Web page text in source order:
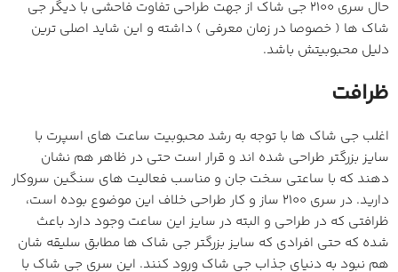
حال سری 2100 جی شاک از جهت طراحی تفاوت فاحشی با دیگر جی
شاک ها ( خصوصا در زمان معرفی ) داشته و این شاید اصلی ترین
دلیل محبوبیتش باشد.
ظرافت
اغلب جی شاک ها با توجه به رشد محبوبیت ساعت های اسپرت با
سایز بزرگتر طراحی شده اند و قرار است حتی در ظاهر هم نشان
دهند که با ساعتی سخت جان و مناسب فعالیت های سنگین سروکار
دارید. در سری 2100 ساز و کار طراحی خلاف این موضوع بوده است،
ظرافتی که در طراحی و البته در سایز این ساعت وجود دارد باعث
شده که حتی افرادی که سایز بزرگتر جی شاک ها مطابق سلیقه شان
هم نبود به دنیای جذاب جی شاک ورود کنند. این سری جی شاک با